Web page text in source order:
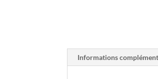
Informations